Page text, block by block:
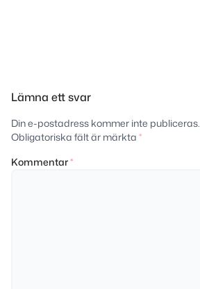
Lämna ett svar
Din e-postadress kommer inte publiceras.
Obligatoriska fält är märkta *
Kommentar*